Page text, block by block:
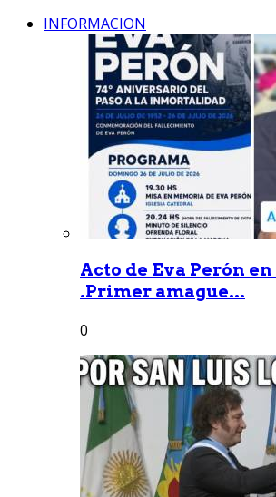
INFORMACION
Acto de Eva Perón
.Primer amague...
0